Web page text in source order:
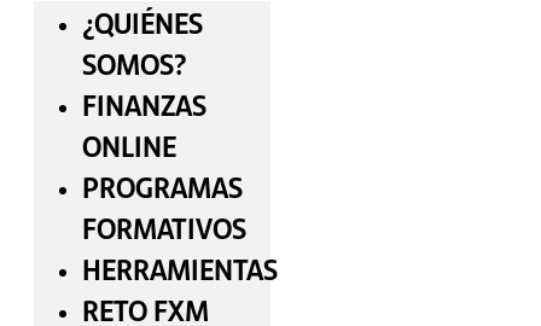
¿QUIÉNES
SOMOS?
FINANZAS
ONLINE
PROGRAMAS
FORMATIVOS
HERRAMIENTAS
RETO FXM